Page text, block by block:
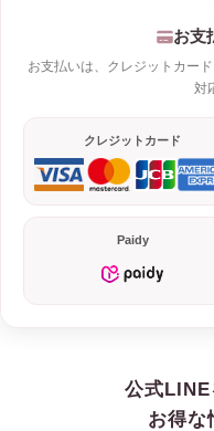
お支
お支払いは、クレジットカー
対
クレジットカード
Paidy
公式LINE
お得